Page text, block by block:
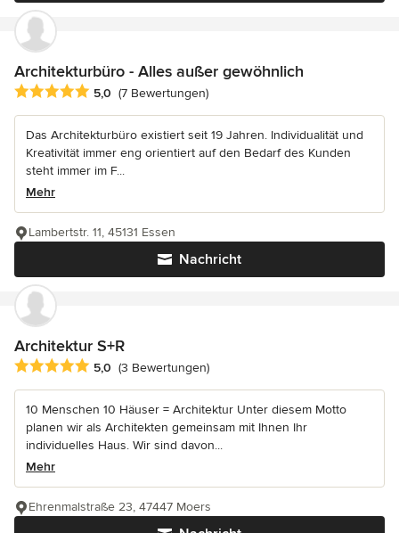
Architekturbüro - Alles außer gewöhnlich
Durchschnittliche Bewertung: 5 von 5 Sternen
5,0 (7 Bewertungen)
Das Architekturbüro existiert seit 19 Jahren. Individualität und
Kreativität immer eng orientiert auf den Bedarf des Kunden
steht immer im F...
Mehr
Nachricht
Lambertstr. 11, 45131 Essen
Architektur S+R
Durchschnittliche Bewertung: 5 von 5 Sternen
5,0 (3 Bewertungen)
10 Menschen 10 Häuser = Architektur Unter diesem Motto
planen wir als Architekten gemeinsam mit Ihnen Ihr
individuelles Haus. Wir sind davon...
Mehr
Ehrenmalstraße 23, 47447 Moers